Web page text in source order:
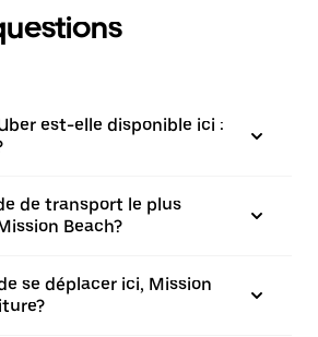
est-elle disponible ici :
de transport le plus
Beach?
se déplacer ici, Mission